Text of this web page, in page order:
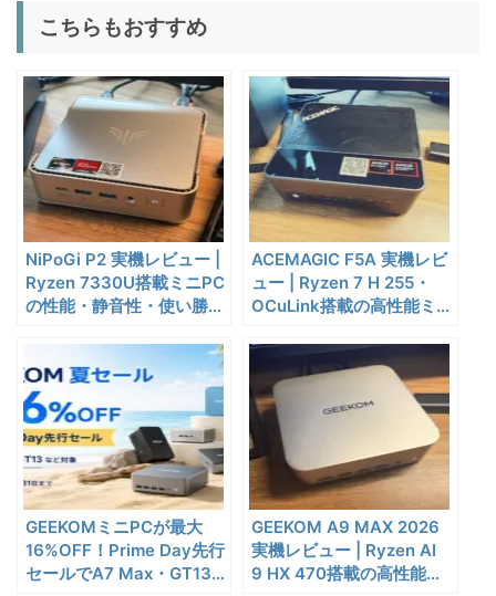
BougeRV F02 実機レビュー
ー搭載のアウトドア扇風機
1/22まで
ポータブル冷
蔵庫
BougeRV CRX3 実機レビュ
ー | －20℃冷凍対応・バッ
テリー駆動もできるポータブ
ル冷蔵庫
27,183円
5%オフ
25,823
1/22まで
FPD CP10-J1 実機レビュー
| 1万円台で買えるAndroid
19,199円
20%オフ
15,504円
イヤホン
『EarFun Air Pro 4』レビュ
ー、Snapdragon Sound対
応の高コスパなワイヤレスイ
ヤホン
9,990円
25%オフ
7,491円
終了日未定
ール
DomoAIレビュー | 画像から
AI動画生成！使い方・料金プ
ラン・割引まとめ
86,595円
10%オフ
77,936
終了日未定
こちらもおすすめ
NiPoGi P2 実機レビュー |
Ryzen 7330U搭載ミニPC
の性能・静音性・使い勝手
ACEMAGIC F5A 実機レビ
ュー | Ryzen 7 H 255・
OCuLink搭載の高性能ミ
GEEKOMミニPCが最大
16%OFF！Prime Day先行
セールでA7 Max・GT13
GEEKOM A9 MAX 2026
実機レビュー | Ryzen AI
9 HX 470搭載の高性能ミ